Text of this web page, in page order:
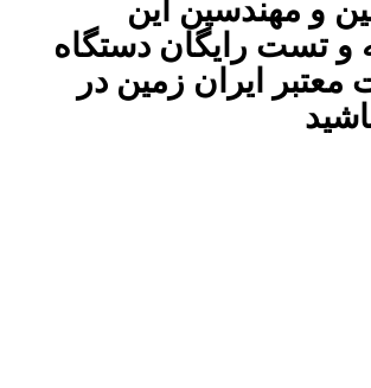
و مهندسین این
و تست رایگان دستگاه
ایران زمین در